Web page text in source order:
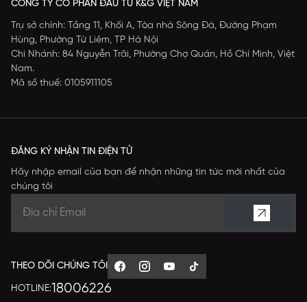
CÔNG TY CỔ PHẦN ĐẦU TƯ K&G VIỆT NAM
Trụ sở chính: Tầng 11, Khối A, Tòa nhà Sông Đà, Đường Phạm
Hùng, Phường Từ Liêm, TP Hà Nội
Chi Nhánh: 84 Nguyễn Trãi, Phường Chợ Quán, Hồ Chí Minh, Việt
Nam.
Mã số thuế: 0105911105
ĐĂNG KÝ NHẬN TIN ĐIỆN TỬ
Hãy nhập email của bạn để nhận những tin tức mới nhất của
chúng tôi
THEO DÕI CHÚNG TÔI
HOTLINE:18006226